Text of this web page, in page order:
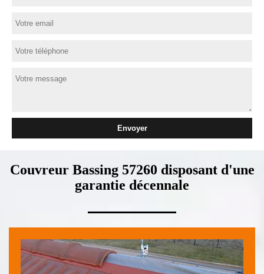
Couvreur Bassing 57260 disposant d'une
garantie décennale